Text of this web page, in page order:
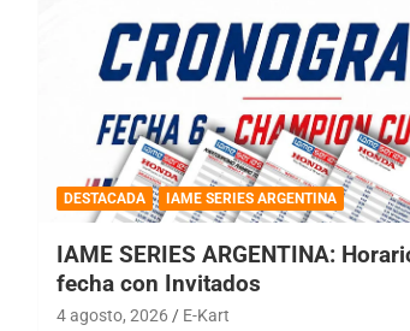
DESTACADA IAME SERIES ARGENTINA
IAME SERIES ARGENTINA:
fecha con Invitados
4 agosto, 2026 E-Kart